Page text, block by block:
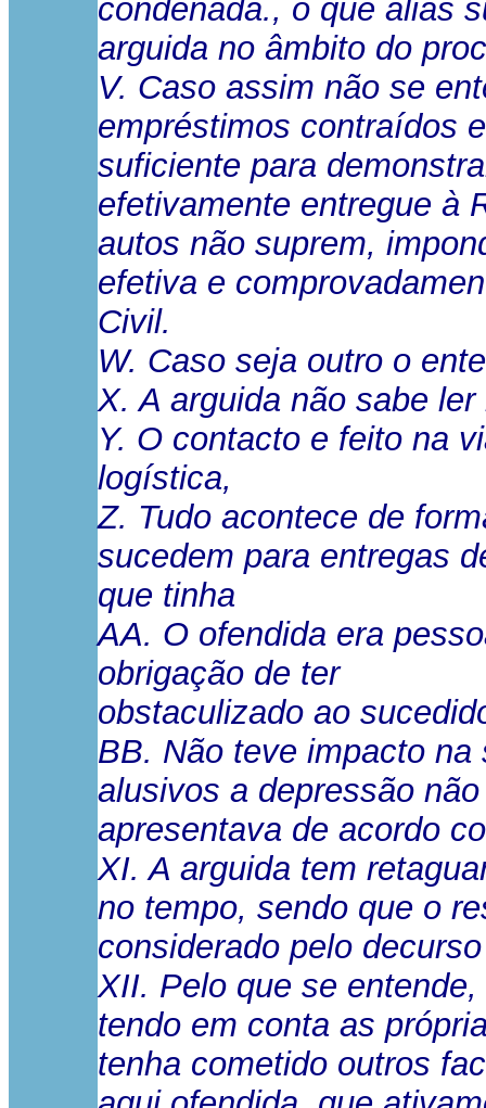
condenada., o que alias
arguida no âmbito do
V. Caso assim não se
empréstimos contraídos
suficiente para
efetivamente entregue à
autos não suprem,
efetiva e
Civil.
W. Caso seja outro o
X. A arguida não sabe
Y. O contacto e feito na
logística,
Z. Tudo acontece de
sucedem para entregas
que tinha
AA. O ofendida era
obrigação de ter
obstaculizado ao
BB. Não teve impacto
alusivos a depressão
apresentava de acordo
XI. A arguida tem
no tempo, sendo que o
considerado pelo
XII. Pelo que se
tendo em conta as
tenha cometido outros